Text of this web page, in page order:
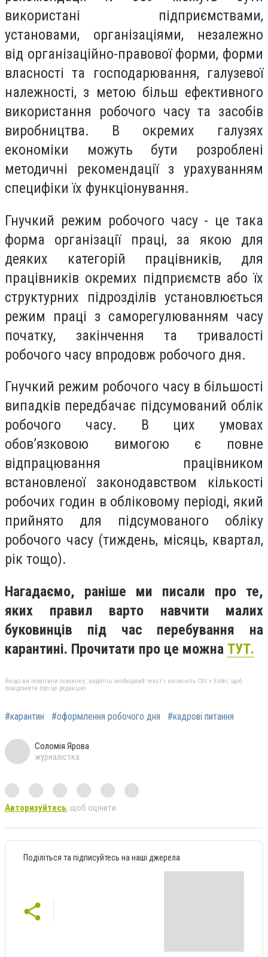
використані підприємствами,
установами, організаціями, незалежно
від організаційно-правової форми, форми
власності та господарювання, галузевої
належності, з метою більш ефективного
використання робочого часу та засобів
виробництва. В окремих галузях
економіки можуть бути розроблені
методичні рекомендації з урахуванням
специфіки їх функціонування.
Гнучкий режим робочого часу - це така
форма організації праці, за якою для
деяких категорій працівників, для
працівників окремих підприємств або їх
структурних підрозділів установлюється
режим праці з саморегулюванням часу
початку, закінчення та тривалості
робочого часу впродовж робочого дня.
Гнучкий режим робочого часу в більшості
випадків передбачає підсумований облік
робочого часу. В цих умовах
обов’язковою вимогою є повне
відпрацювання працівником
встановленої законодавством кількості
робочих годин в обліковому періоді, який
прийнято для підсумованого обліку
робочого часу (тиждень, місяць, квартал,
рік тощо).
Нагадаємо, раніше ми писали про те,
яких правил варто навчити малих
буковинців під час перебування на
карантині. Прочитати про це можна ТУТ.
Якщо ви помітили помилку, виділіть необхідний текст і натисніть Ctrl + Enter, щоб
повідомити про це редакцію
#карантин #оформлення робочого дня #кадрові питання
Соломія Ярова
журналістка
Авторизуйтесь, щоб оцінити
Поділіться та підписуйтесь на наші джерела